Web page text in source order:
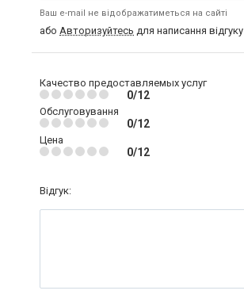
Ваш e-mail не відображатиметься на сайті
або Авторизуйтесь для написання відгуку
Качество предоставляемых услуг
0/12
Обслуговування
0/12
Цена
0/12
Відгук: